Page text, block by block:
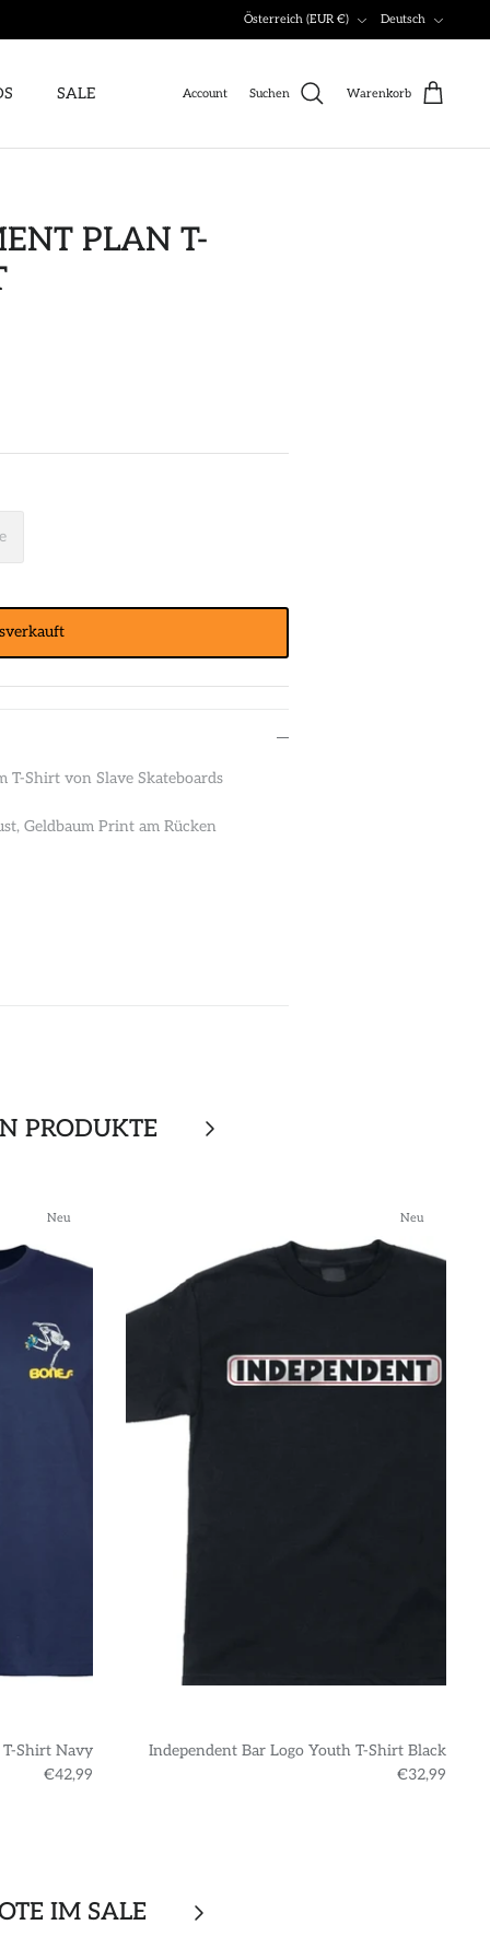
Währung
Österreich (EUR €) Deutsch
SALE Account Suchen Warenkorb
PLAN T-
T-Shirt von Slave Skateboards
Geldbaum Print am Rücken
PRODUKTE
Neu
Shirt Navy
€42,99
Neu
Independent Bar Logo Youth T-Shirt Black
€32,99
IM SALE